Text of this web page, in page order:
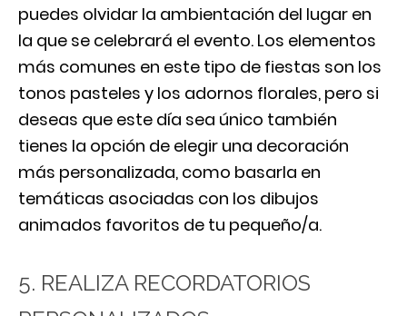
puedes olvidar la ambientación del lugar en
la que se celebrará el evento. Los elementos
más comunes en este tipo de fiestas son los
tonos pasteles y los adornos florales, pero si
deseas que este día sea único también
tienes la opción de elegir una decoración
más personalizada, como basarla en
temáticas asociadas con los dibujos
animados favoritos de tu pequeño/a.
5. REALIZA RECORDATORIOS